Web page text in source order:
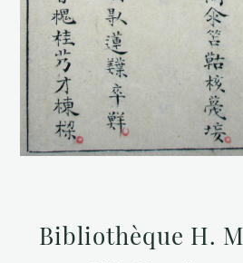
Bibliothèque H.